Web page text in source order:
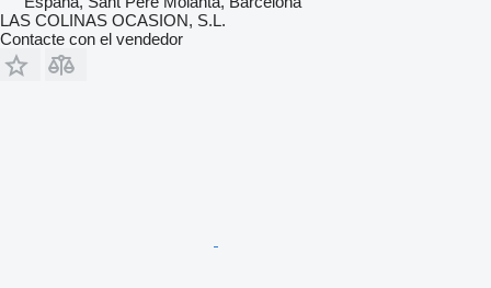
LAS COLINAS OCASION, S.L.
Contacte con el vendedor